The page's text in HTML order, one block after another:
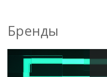
Бренды